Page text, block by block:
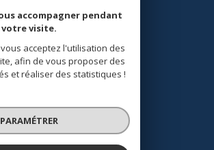
Nous
SUIVRE
accompagner pendant
votre visite.
acceptez l'utilisation des
afin de vous proposer des
et réaliser des statistiques !
PARAMÉTRER